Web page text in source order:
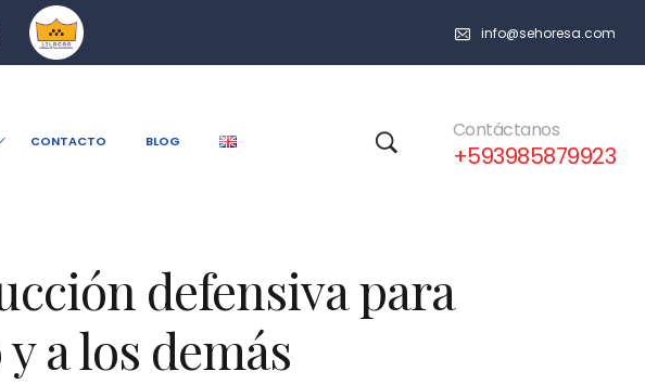
info@sehoresa.com
CONTACTO BLOG Contáctanos
+593985879923
defensiva para
a los demás